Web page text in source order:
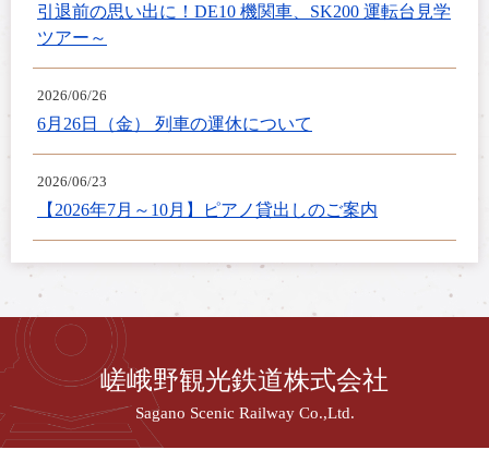
引退前の思い出に！DE10 機関車、SK200 運転台見学
ツアー～
2026/06/26
6月26日（金） 列車の運休について
2026/06/23
【2026年7月～10月】ピアノ貸出しのご案内
嵯峨野観光鉄道株式会社
Sagano Scenic Railway Co.,Ltd.